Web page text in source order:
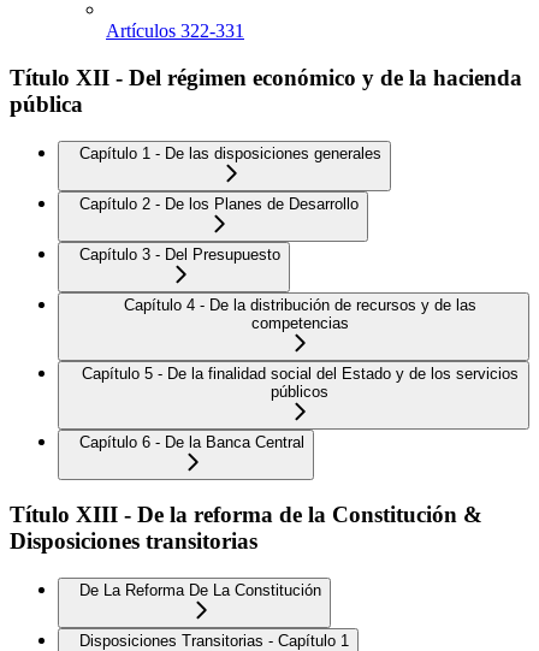
Artículos 322-331
Título XII - Del régimen económico y de la hacienda
pública
Capítulo 1 - De las disposiciones generales
Capítulo 2 - De los Planes de Desarrollo
Capítulo 3 - Del Presupuesto
Capítulo 4 - De la distribución de recursos y de las
competencias
Capítulo 5 - De la finalidad social del Estado y de los servicios
públicos
Capítulo 6 - De la Banca Central
Título XIII - De la reforma de la Constitución &
Disposiciones transitorias
De La Reforma De La Constitución
Disposiciones Transitorias - Capítulo 1